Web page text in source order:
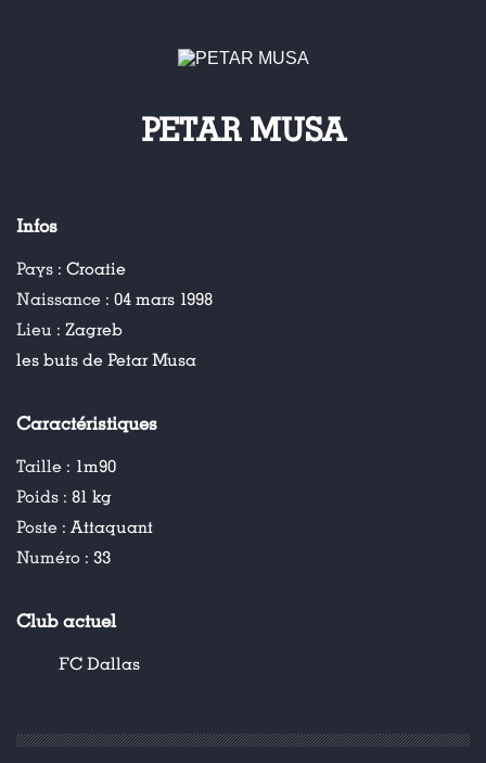
PETAR MUSA
Infos
Pays : Croatie
Naissance : 04 mars 1998
Lieu : Zagreb
les buts de Petar Musa
Caractéristiques
Taille : 1m90
Poids : 81 kg
Poste : Attaquant
Numéro : 33
Club actuel
FC Dallas